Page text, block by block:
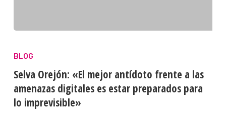
BLOG
Selva Orejón: «El mejor antídoto frente a las
amenazas digitales es estar preparados para
lo imprevisible»